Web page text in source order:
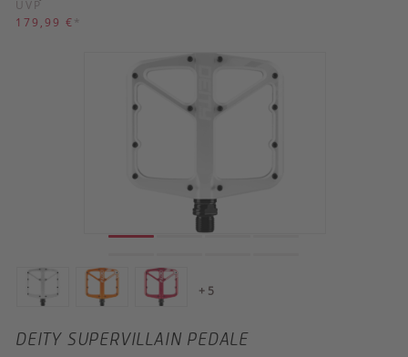
UVP
179,99 € *
+ 5
DEITY SUPERVILLAIN PEDALE